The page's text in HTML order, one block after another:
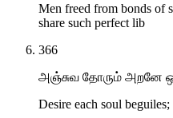
Men freed from bonds of
share such perfect lib
366
அஞ்சுவ தோரும் அறனே
Desire each soul